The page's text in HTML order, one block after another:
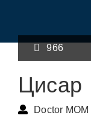
966
Цисар
Doctor MOM